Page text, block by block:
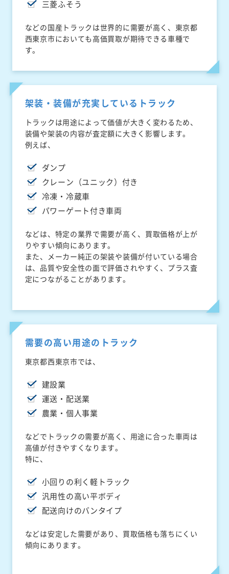
三菱ふそう
などの国産トラックは世界的に需要が高く、東京都
西東京市においても高価買取が期待できる車種で
す。
架装・装備が充実しているトラック
トラックは用途によって価値が大きく変わるため、
装備や架装の内容が査定額に大きく影響します。
例えば、
ダンプ
クレーン（ユニック）付き
冷凍・冷蔵車
パワーゲート付き車両
などは、特定の業界で需要が高く、買取価格が上が
りやすい傾向にあります。
また、メーカー純正の架装や装備が付いている場合
は、品質や安全性の面で評価されやすく、プラス査
定につながることがあります。
需要の高い用途のトラック
東京都西東京市では、
建設業
運送・配送業
農業・個人事業
などでトラックの需要が高く、用途に合った車両は
高値が付きやすくなります。
特に、
小回りの利く軽トラック
汎用性の高い平ボディ
配送向けのバンタイプ
などは安定した需要があり、買取価格も落ちにくい
傾向にあります。